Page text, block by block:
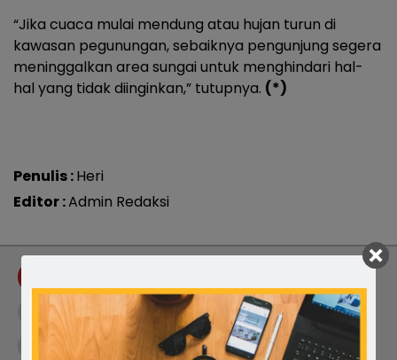
“Jika cuaca mulai mendung atau hujan turun di
kawasan pegunungan, sebaiknya pengunjung segera
meninggalkan area sungai untuk menghindari hal-
hal yang tidak diinginkan,” tutupnya. (*)
Penulis :Heri
Editor :Admin Redaksi
Banjir Bandang Sungai Usa Basarnas Bone
BPBD Bone Evakuasi Korban